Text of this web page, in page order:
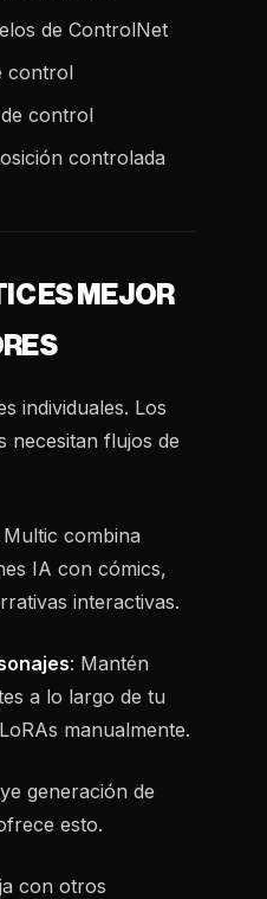
de ControlNet
control
control
controlada
ES MEJOR
individuales. Los
necesitan flujos de
Multic combina
IA con cómics,
interactivas.
: Mantén
a lo largo de tu
manualmente.
generación de
esto.
con otros